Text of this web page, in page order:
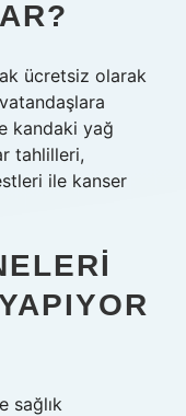
ücretsiz olarak
kandaki yağ
tahlilleri,
ile kanser
sağlık